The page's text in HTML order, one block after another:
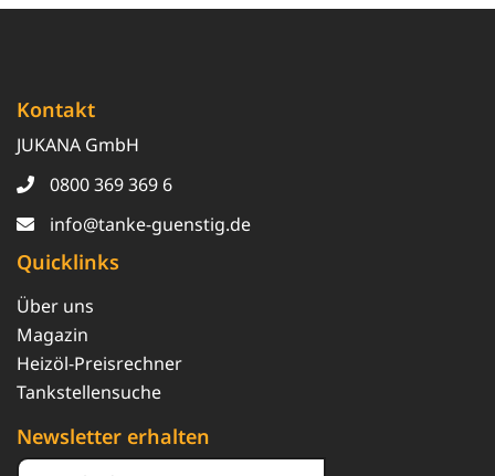
Kontakt
JUKANA GmbH
0800 369 369 6
info@tanke-guenstig.de
Quicklinks
Über uns
Magazin
Heizöl-Preisrechner
Tankstellensuche
Newsletter erhalten